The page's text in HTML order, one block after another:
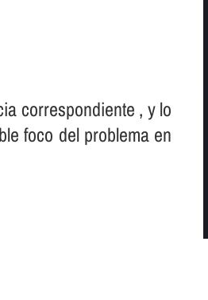
correspondiente , y lo
foco del problema en